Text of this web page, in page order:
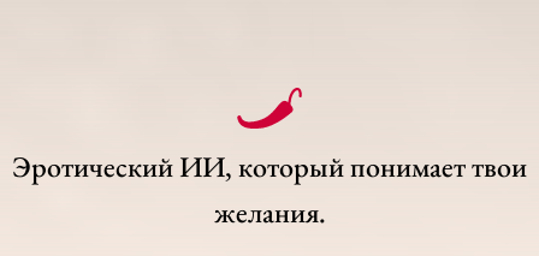
Эротический ИИ, который понимает твои
желания.